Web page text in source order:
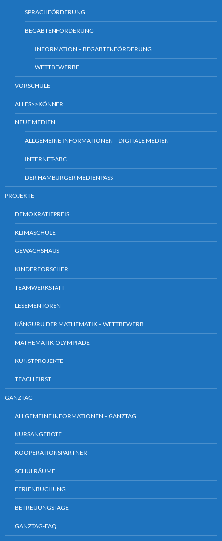
SPRACHFÖRDERUNG
BEGABTENFÖRDERUNG
INFORMATION – BEGABTENFÖRDERUNG
WETTBEWERBE
VORSCHULE
ALLES>>KÖNNER
NEUE MEDIEN
ALLGEMEINE INFORMATIONEN – DIGITALE MEDIEN
INTERNET-ABC
DER HAMBURGER MEDIENPASS
PROJEKTE
DEMOKRATIEPREIS
KLIMASCHULE
GEWÄCHSHAUS
KINDERFORSCHER
TEAMWERKSTATT
LESEMENTOREN
KÄNGURU DER MATHEMATIK – WETTBEWERB
MATHEMATIK-OLYMPIADE
KUNSTPROJEKTE
TEACH FIRST
GANZTAG
ALLGEMEINE INFORMATIONEN – GANZTAG
KURSANGEBOTE
KOOPERATIONSPARTNER
SCHULRÄUME
FERIENBUCHUNG
BETREUUNGSTAGE
GANZTAG-FAQ